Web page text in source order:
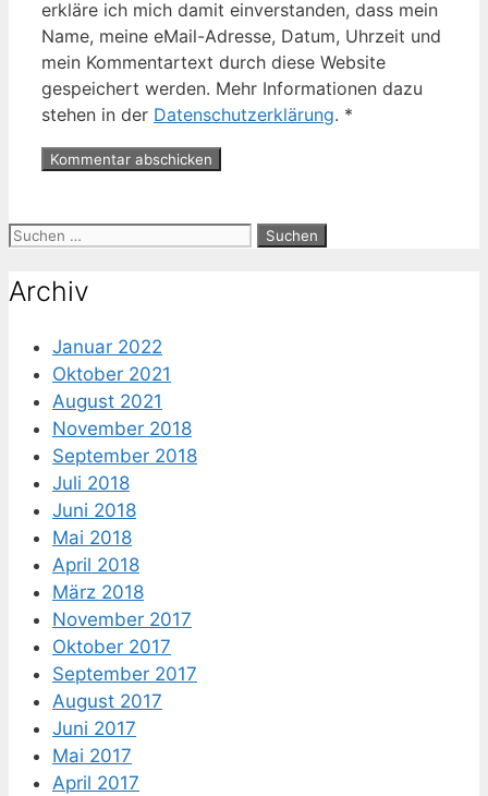
erkläre ich mich damit einverstanden, dass mein
Name, meine eMail-Adresse, Datum, Uhrzeit und
mein Kommentartext durch diese Website
gespeichert werden. Mehr Informationen dazu
stehen in der Datenschutzerklärung. *
Suche
Archiv
Januar 2022
Oktober 2021
August 2021
November 2018
September 2018
Juli 2018
Juni 2018
Mai 2018
April 2018
März 2018
November 2017
Oktober 2017
September 2017
August 2017
Juni 2017
Mai 2017
April 2017